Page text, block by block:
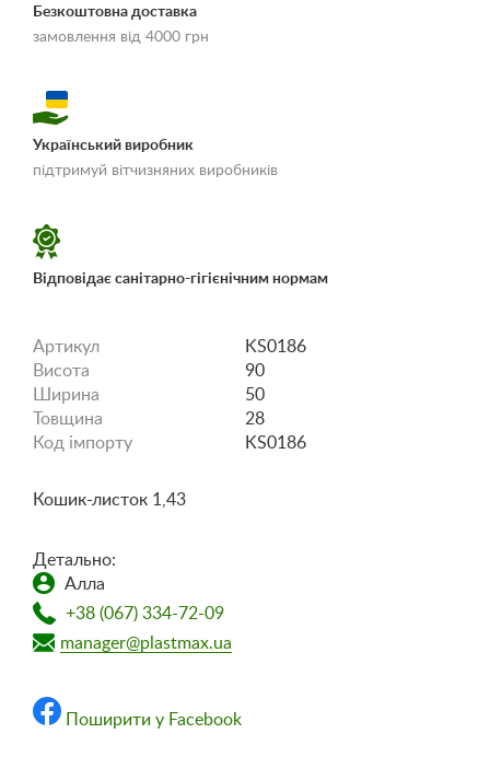
Безкоштовна доставка
замовлення від 4000 грн
«Умови доставки і
Український виробник
підтримуй вітчизняних виробників
Відповідає санітарно-гігієнічним нормам
Артикул
KS0186
Висота
90
Ширина
50
Товщина
28
Код імпорту
KS0186
Кошик-листок 1,43
Детально:
Алла
+38 (067) 334-72-09
manager@plastmax.ua
Поширити у Facebook